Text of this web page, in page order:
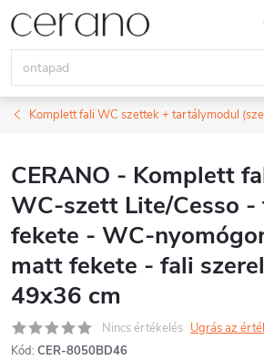
Ugrás
tartalomhoz
Komplett fali WC szettek + tartálymodul
CERANO - Komplett
WC-szett Lite/Cesso -
fekete - WC-
matt fekete - fali
49x36 cm
Nincs értékelés Ugrás az
Kód: CER-8050BD46